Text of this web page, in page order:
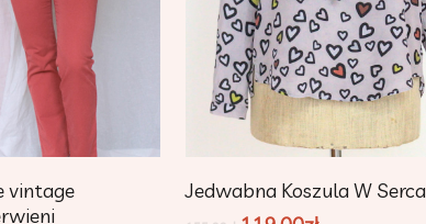
Do Koszyka
vintage
Dodaj Do Koszyka
Jedwabna Koszula W Serca